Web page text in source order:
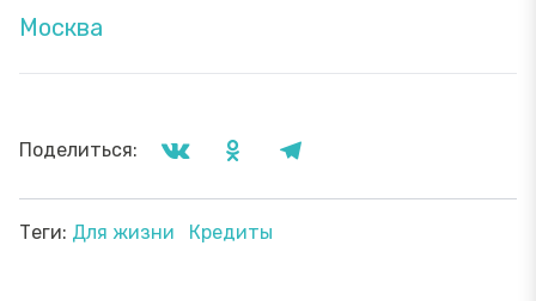
Москва
Поделиться:
Теги: Для жизни Кредиты